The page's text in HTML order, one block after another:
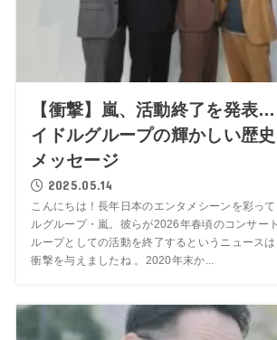
【衝撃】嵐、活動終了を発表
イドルグループの輝かしい歴
メッセージ
2025.05.14
こんにちは！長年日本のエンタメシーンを彩っ
ルグループ・嵐。彼らが2026年春頃のコンサー
ループとしての活動を終了するというニュース
衝撃を与えましたね 。2020年末か...